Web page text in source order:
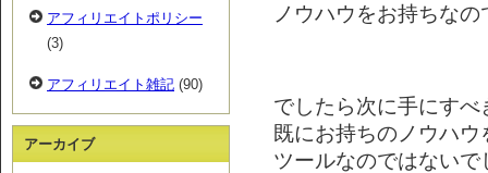
ノウハウをお持ちな
でしたら次に手にす
既にお持ちのノウハ
ツールなのではないで
アフィリエイトポリシー
(3)
アフィリエイト雑記 (90)
アーカイブ